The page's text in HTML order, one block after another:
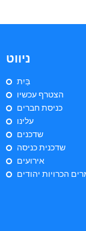
ניווט
בַּיִת
הצטרף עכשיו
כניסת חברים
עלינו
שדכנים
שדכנית כניסה
אירועים
הכרויות יהודים